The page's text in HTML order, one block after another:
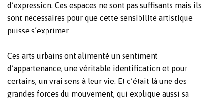
d’expression. Ces espaces ne sont pas suffisants mais ils
sont nécessaires pour que cette sensibilité artistique
puisse s’exprimer.
Ces arts urbains ont alimenté un sentiment
d’appartenance, une véritable identification et pour
certains, un vrai sens à leur vie. Et c’était là une des
grandes forces du mouvement, qui explique aussi sa